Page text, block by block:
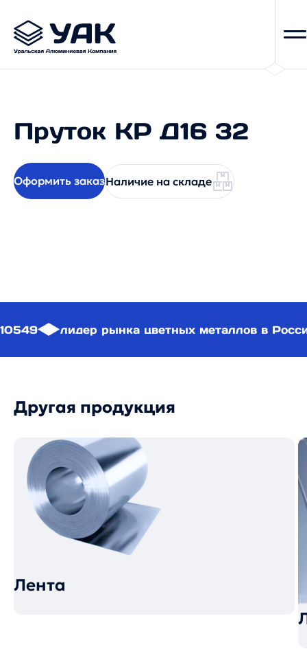
Пруток КР Д16 32
Оформить заказНаличие на складе
10549 лидер рынка цветных металлов в
Другая продукция
Лента